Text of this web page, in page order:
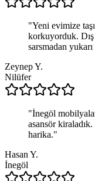
"Yeni evimize
korkuyorduk.
sarsmadan yukarı
Zeynep Y.
Nilüfer
"İnegöl
asansör
harika."
Hasan Y.
İnegöl